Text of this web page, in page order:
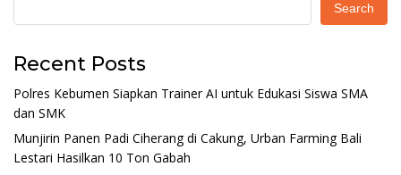
Search
Recent Posts
Polres Kebumen Siapkan Trainer AI untuk Edukasi Siswa SMA
dan SMK
Munjirin Panen Padi Ciherang di Cakung, Urban Farming Bali
Lestari Hasilkan 10 Ton Gabah